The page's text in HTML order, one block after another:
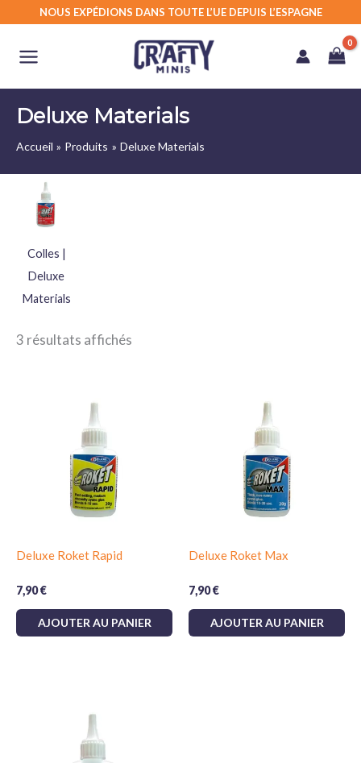
contenu
NOUS EXPÉDIONS DANS TOUTE L’UE DEPUIS L’ESPAGNE
Deluxe Materials
Accueil Produits Deluxe Materials
Colles |
Deluxe
Materials
3 résultats affichés
Deluxe Roket Rapid
7,90€
AJOUTER AU PANIER
Deluxe Roket Max
7,90€
AJOUTER AU PANIER